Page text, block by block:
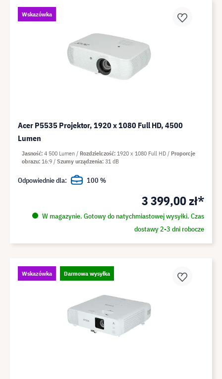
Wskazówka
Acer P5535 Projektor, 1920 x 1080 Full HD, 4500
Lumen
3 399,00 zł*
W magazynie. Gotowy do natychmiastowej wysyłki. Czas
dostawy 2-3 dni robocze
Jasność 4 500 Lumen Rozdzielczość 1920 x 1080 Full HD
Proporcje
obrazu 16:9 Szumy urządzenia 31 dB
Odpowiednie dla: 100 %
Wskazówka Darmowa wysyłka